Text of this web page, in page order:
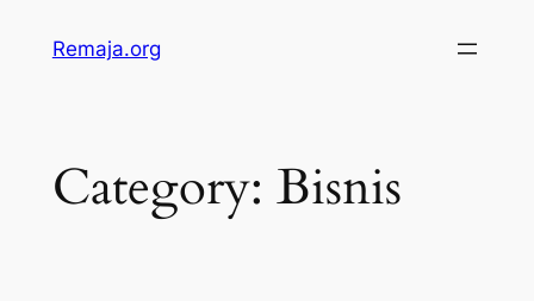
Remaja.org
Category: Bisnis